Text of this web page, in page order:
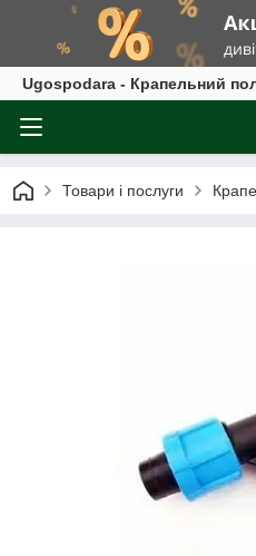
Ugospodara - Крапельний
Товари і послуги